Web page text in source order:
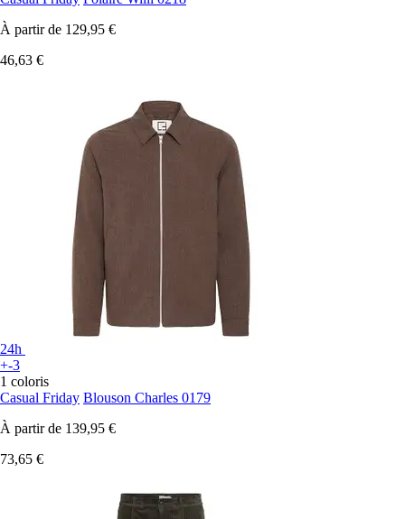
À partir de 129,95 €
46,63 €
24h
+-3
1 coloris
Casual Friday Blouson Charles 0179
À partir de 139,95 €
73,65 €